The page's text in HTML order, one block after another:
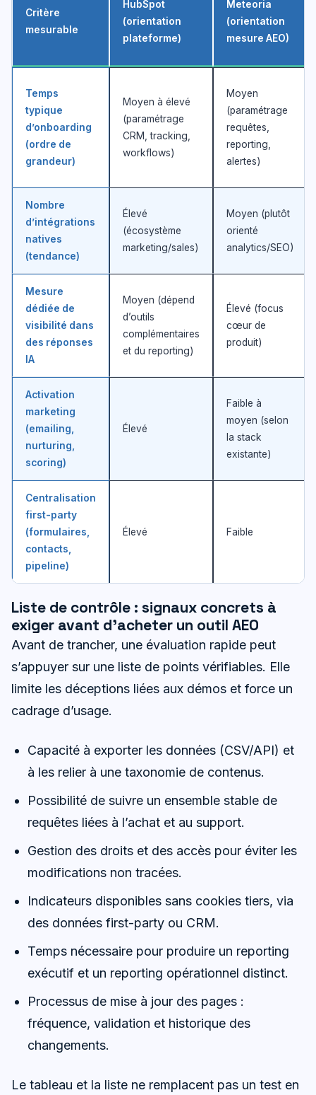
Critère
mesurable
HubSpot
(orientation
plateforme)
Meteoria
(orientation
mesure AEO)
Temps
typique
d’onboarding
(ordre de
grandeur)
Moyen à élevé
(paramétrage
CRM, tracking,
workflows)
Moyen
(paramétrage
requêtes,
reporting,
alertes)
Nombre
d’intégrations
natives
(tendance)
Élevé
(écosystème
marketing/sales)
Moyen (plutôt
orienté
analytics/SEO)
Mesure
dédiée de
visibilité dans
des réponses
IA
Moyen (dépend
d’outils
complémentaires
et du reporting)
Élevé (focus
cœur de
produit)
Activation
marketing
(emailing,
nurturing,
scoring)
Élevé
Faible à
moyen (selon
la stack
existante)
Centralisation
first-party
(formulaires,
contacts,
pipeline)
Élevé Faible
Liste de contrôle : signaux concrets à
exiger avant d’acheter un outil AEO
Avant de trancher, une évaluation rapide peut
s’appuyer sur une liste de points vérifiables. Elle
limite les déceptions liées aux démos et force un
cadrage d’usage.
Capacité à exporter les données (CSV/API) et
à les relier à une taxonomie de contenus.
Possibilité de suivre un ensemble stable de
requêtes liées à l’achat et au support.
Gestion des droits et des accès pour éviter les
modifications non tracées.
Indicateurs disponibles sans cookies tiers, via
des données first-party ou CRM.
Temps nécessaire pour produire un reporting
exécutif et un reporting opérationnel distinct.
Processus de mise à jour des pages :
fréquence, validation et historique des
changements.
Le tableau et la liste ne remplacent pas un test en